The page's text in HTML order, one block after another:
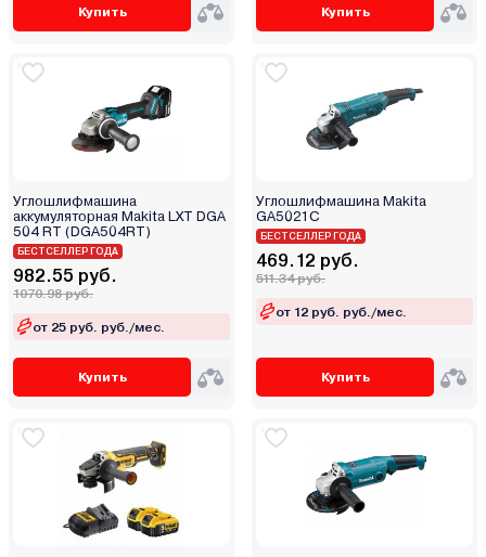
Starwind
Stromo
Sturm
Tesla
Thorvik
Torker
TOTAL
Vega
Verto
WMC Tools
Worb
Wortex
Купить Купить
Углошлифмашина
аккумуляторная Makita LXT DGA
504 RT (DGA504RT)
БЕСТСЕЛЛЕР ГОДА
982.55 руб.
1070.98 руб.
от 25 руб. руб./мес.
Купить
Углошлифмашина Makita
GA5021C
БЕСТСЕЛЛЕР ГОДА
469.12 руб.
511.34 руб.
от 12 руб. руб./мес.
Купить